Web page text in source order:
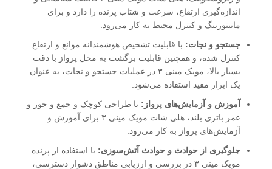
اندازه‌گیری ارتفاع، سرعت و شتاب پرنده را دارد و برای
مانیتورینگ و کنترل محیط به کار می‌رود.
جستجو و نجات: با قابلیت تشخیص هوشمندانه موانع و ارتفاع
کنترل شده، و همچنین قابلیت برگشت به محل پرواز با دقت
بسیار بالا، مویک مینی ۳ در عملیات جستجو و نجات، به عنوان
یک ابزار مفید استفاده می‌شود.
آموزش و آزمایش‌های پرواز: با طراحی کوچک و جمع و جور و
عمر باتری بلند، هلی شات مویک مینی ۳ برای آموزش و
آزمایش‌های پرواز به کار می‌رود.
جلوگیری از حوادث و حوادث آتش‌سوزی: با استفاده از پرنده
مویک مینی ۳ در بررسی و ارزیابی مناطق دشوار دسترسی،